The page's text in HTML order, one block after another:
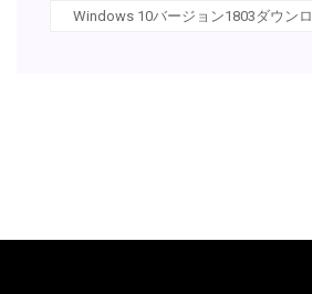
Windows 10バージョン1803ダウン